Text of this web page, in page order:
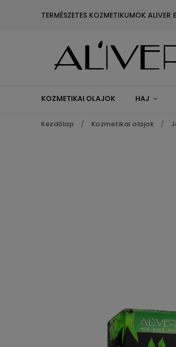
TERMÉSZETES KOZMETIKUMOK ALIVER
KOZMETIKAI OLAJOK HAJ
Kezdőlap / Kozmetikai olajok /